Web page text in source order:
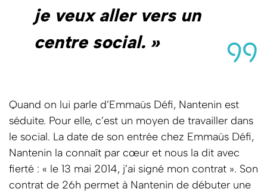
je veux aller vers un
centre social. »
Quand on lui parle d’Emmaüs Défi, Nantenin est
séduite. Pour elle, c’est un moyen de travailler dans
le social. La date de son entrée chez Emmaüs Défi,
Nantenin la connaît par cœur et nous la dit avec
fierté : « le 13 mai 2014, j’ai signé mon contrat ». Son
contrat de 26h permet à Nantenin de débuter une